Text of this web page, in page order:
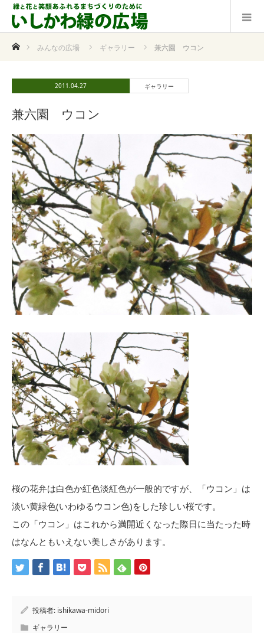
ホームみんなの広場 ギャラリー 兼六園 ウコン
2011.04.27 ギャラリー
兼六園 ウコン
桜の花弁は白色か紅色淡紅色が一般的ですが、「ウコン」は
淡い黄緑色(いわゆるウコン色)をした珍しい桜です。
この「ウコン」はこれから満開近くなった際日に当たった時
はなんともいえない美しさがあります。
投稿者: ishikawa-midori
ギャラリー